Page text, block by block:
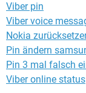
Viber pin
Viber voice
Nokia
Pin ändern
Pin 3 mal falsch
Viber online status